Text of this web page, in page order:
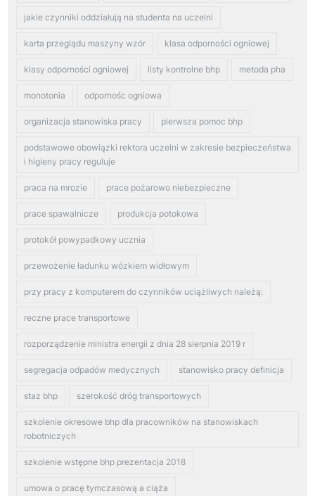
jakie czynniki oddziałują na studenta na uczelni
karta przeglądu maszyny wzór klasa odporności ogniowej
klasy odporności ogniowej listy kontrolne bhp metoda pha
monotonia odpornośc ogniowa
organizacja stanowiska pracy pierwsza pomoc bhp
podstawowe obowiązki rektora uczelni w zakresie bezpieczeństwa
i higieny pracy reguluje
praca na mrozie prace pożarowo niebezpieczne
prace spawalnicze produkcja potokowa
protokół powypadkowy ucznia
przewożenie ładunku wózkiem widłowym
przy pracy z komputerem do czynników uciążliwych należą:
reczne prace transportowe
rozporządzenie ministra energii z dnia 28 sierpnia 2019 r
segregacja odpadów medycznych stanowisko pracy definicja
staz bhp szerokość dróg transportowych
szkolenie okresowe bhp dla pracowników na stanowiskach
robotniczych
szkolenie wstępne bhp prezentacja 2018
umowa o pracę tymczasową a ciąża